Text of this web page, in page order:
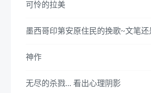
可怜的拉美
墨西哥印第安原住民的挽歌~文笔
神作
无尽的杀戮... 看出心理阴影